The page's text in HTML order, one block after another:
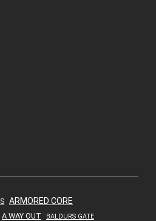
ARMORED CORE
A WAY OUT BALDURS GATE